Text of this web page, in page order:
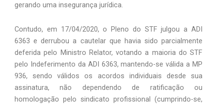
gerando uma insegurança jurídica.
Contudo, em 17/04/2020, o Pleno do STF julgou a ADI
6363 e derrubou a cautelar que havia sido parcialmente
deferida pelo Ministro Relator, votando a maioria do STF
pelo Indeferimento da ADI 6363, mantendo-se válida a MP
936, sendo válidos os acordos individuais desde sua
assinatura, não dependendo de ratificação ou
homologação pelo sindicato profissional (cumprindo-se,